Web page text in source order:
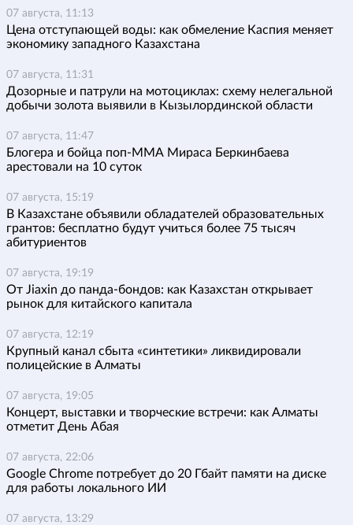
07 августа, 11:13
Цена отступающей воды: как обмеление Каспия меняет
экономику западного Казахстана
07 августа, 11:31
Дозорные и патрули на мотоциклах: схему нелегальной
добычи золота выявили в Кызылординской области
07 августа, 11:47
Блогера и бойца поп-ММА Мираса Беркинбаева
арестовали на 10 суток
07 августа, 15:19
В Казахстане объявили обладателей образовательных
грантов: бесплатно будут учиться более 75 тысяч
абитуриентов
07 августа, 19:19
От Jiaxin до панда-бондов: как Казахстан открывает
рынок для китайского капитала
07 августа, 12:19
Крупный канал сбыта «синтетики» ликвидировали
полицейские в Алматы
07 августа, 19:05
Концерт, выставки и творческие встречи: как Алматы
отметит День Абая
07 августа, 22:06
Google Chrome потребует до 20 Гбайт памяти на диске
для работы локального ИИ
07 августа, 13:29